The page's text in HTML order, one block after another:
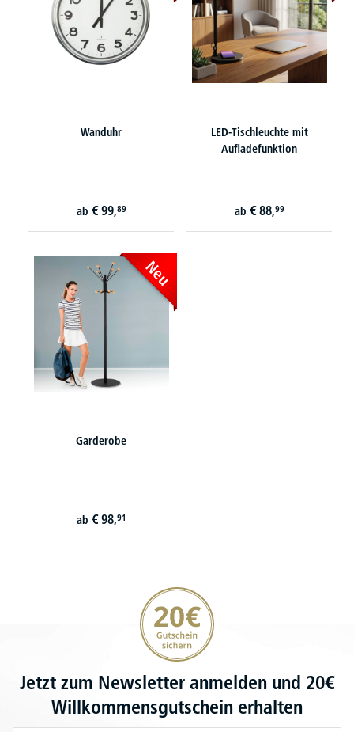
Wanduhr
ab € 99,89
LED-Tischleuchte mit
Aufladefunktion
ab € 88,99
Neu
Garderobe
ab € 98,91
20€ Gutschein sichern
Jetzt zum Newsletter anmelden und 20€
Willkommensgutschein erhalten